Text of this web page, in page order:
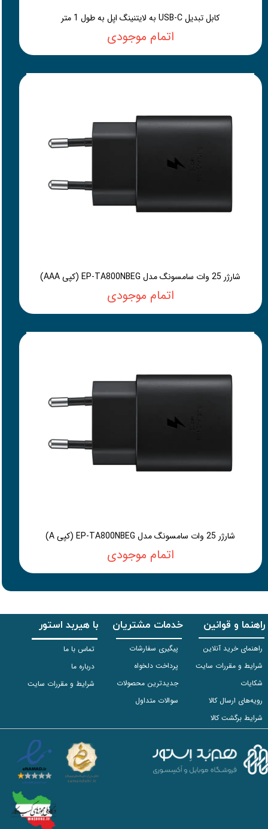
کابل تبدیل USB-C به لایتنینگ اپل به طول 1 متر
اتمام موجودی
شارژر 25 وات سامسونگ مدل EP-TA800NBEG (کپی AAA)
اتمام موجودی
شارژر 25 وات سامسونگ مدل EP-TA800NBEG (کپی A)
اتمام موجودی
راهنما و قوانین
راهنمای خرید آنلاین
شرایط و مقررات سایت
شکایات
رویه‌های ارسال کالا
شرایط برگشت کالا
خدمات مشتریان
پیگیری سفارشات
پرداخت دلخواه
جدیدترین محصولات
سوالات متداول
با هیربد استور
تماس با ما
درباره ما
شرایط و مقررات سایت